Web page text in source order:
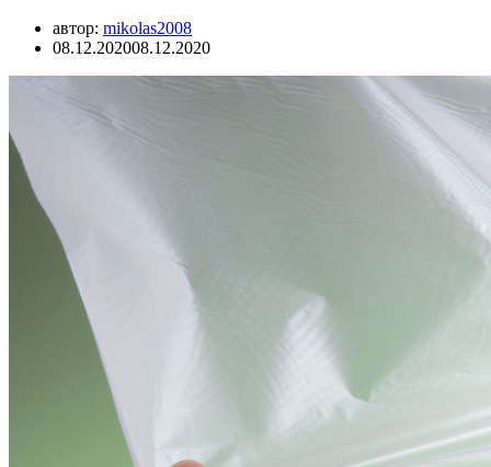
автор: mikolas2008
08.12.202008.12.2020